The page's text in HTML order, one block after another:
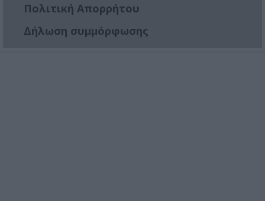
Πολιτική Απορρήτου
Δήλωση συμμόρφωσης